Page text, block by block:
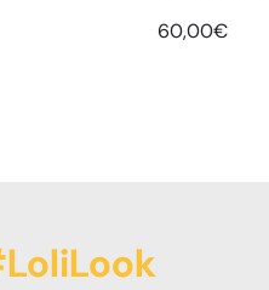
60,00€